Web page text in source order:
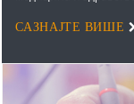
стамбени и паметни
САЗНАЈТЕ ВИШЕ